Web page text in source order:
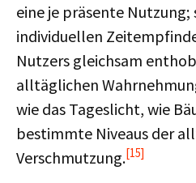
eine je präsente Nutzung;
individuellen
Nutzers gleichsam
alltäglichen
wie das Tageslicht, wie
bestimmte Niveaus der
Verschmutzung.[15]